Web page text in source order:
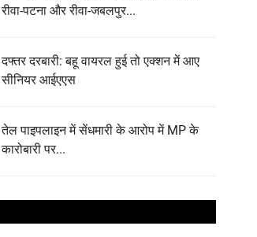
रीवा-पटना और रीवा-जबलपुर...
दफ्तर दरबारी: बहू वायरल हुई तो एक्शन में आए
सीनियर आईएएस
तेल पाइपलाइन में सेंधमारी के आरोप में MP के
कारोबारी पर...